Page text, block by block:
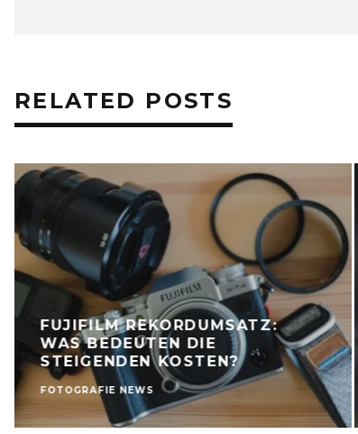
RELATED POSTS
FUJIFILM REKORDUMSATZ:
WAS BEDEUTEN DIE
STEIGENDEN KOSTEN?
FOTOGRAFIE NEWS